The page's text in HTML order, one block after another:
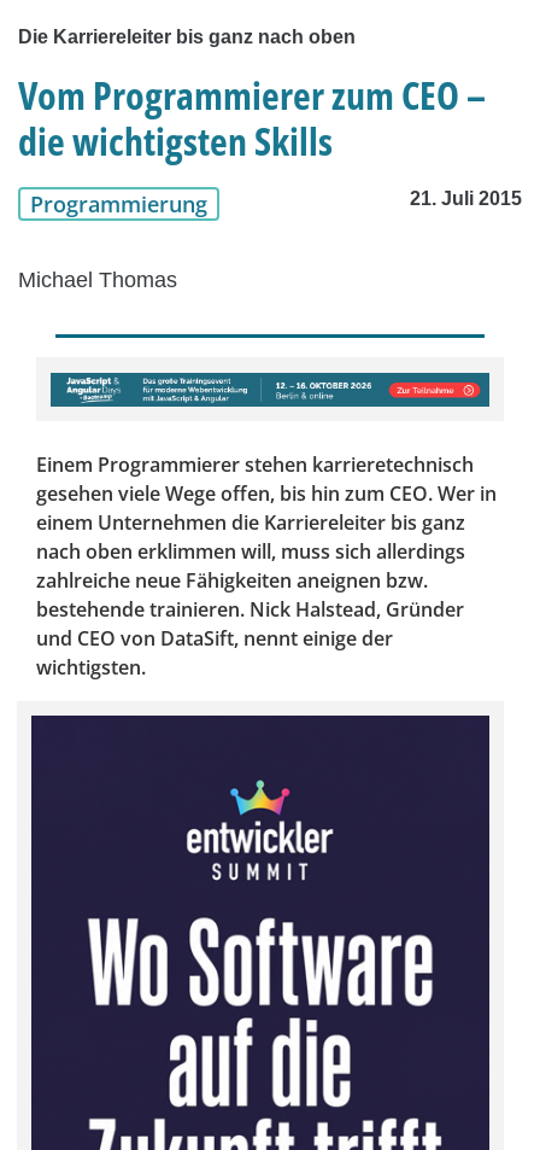
Die Karriereleiter bis ganz nach oben
Vom Programmierer zum CEO –
die wichtigsten Skills
Programmierung 21. Juli 2015
Michael Thomas
Einem Programmierer stehen karrieretechnisch
gesehen viele Wege offen, bis hin zum CEO. Wer in
einem Unternehmen die Karriereleiter bis ganz
nach oben erklimmen will, muss sich allerdings
zahlreiche neue Fähigkeiten aneignen bzw.
bestehende trainieren. Nick Halstead, Gründer
und CEO von DataSift, nennt einige der
wichtigsten.